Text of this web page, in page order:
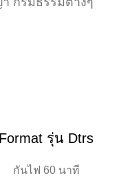
Format รุ่น Dtrs
กันไฟ 60 นาที